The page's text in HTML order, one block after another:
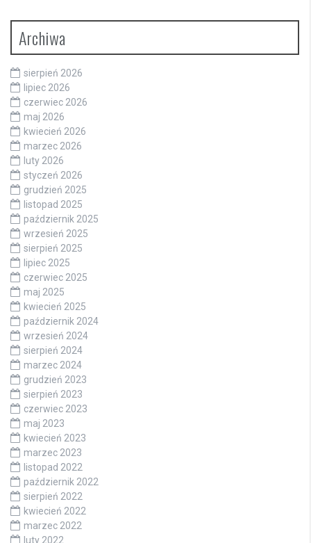
Archiwa
sierpień 2026
lipiec 2026
czerwiec 2026
maj 2026
kwiecień 2026
marzec 2026
luty 2026
styczeń 2026
grudzień 2025
listopad 2025
październik 2025
wrzesień 2025
sierpień 2025
lipiec 2025
czerwiec 2025
maj 2025
kwiecień 2025
październik 2024
wrzesień 2024
sierpień 2024
marzec 2024
grudzień 2023
sierpień 2023
czerwiec 2023
maj 2023
kwiecień 2023
marzec 2023
listopad 2022
październik 2022
sierpień 2022
kwiecień 2022
marzec 2022
luty 2022